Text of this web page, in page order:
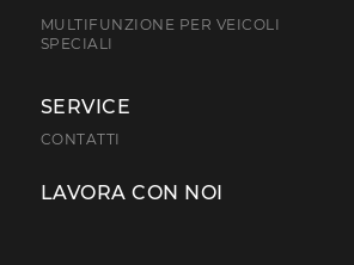
MULTIFUNZIONE PER VEICOLI
SPECIALI
SERVICE
CONTATTI
LAVORA CON NOI